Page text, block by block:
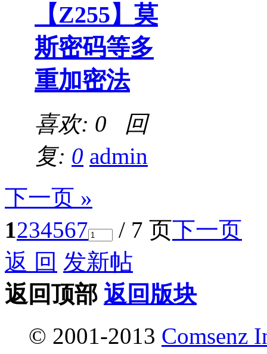
【Z255】莫
斯密码等多
重加密法
喜欢: 0 回
复: 0 admin
下一页 »
1234567 / 7 页下一页
返 回 发新帖
返回顶部 返回版块
© 2001-2013 Comsenz